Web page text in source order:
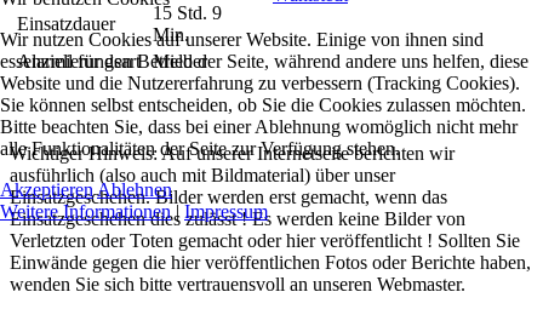
Einsatzdauer
15 Std. 9
Min.
Alarmierungsart Melder
Wichtiger Hinweis: Auf unserer Internetseite berichten wir
ausführlich (also auch mit Bildmaterial) über unser
Einsatzgeschehen. Bilder werden erst gemacht, wenn das
Einsatzgeschehen dies zulässt ! Es werden keine Bilder von
Verletzten oder Toten gemacht oder hier veröffentlicht ! Sollten Sie
Einwände gegen die hier veröffentlichen Fotos oder Berichte haben,
wenden Sie sich bitte vertrauensvoll an unseren Webmaster.
Wir nutzen Cookies auf unserer Website. Einige von ihnen sind
essenziell für den Betrieb der Seite, während andere uns helfen, diese
Website und die Nutzererfahrung zu verbessern (Tracking Cookies).
Sie können selbst entscheiden, ob Sie die Cookies zulassen möchten.
Bitte beachten Sie, dass bei einer Ablehnung womöglich nicht mehr
alle Funktionalitäten der Seite zur Verfügung stehen.
Akzeptieren Ablehnen
Weitere Informationen|Impressum